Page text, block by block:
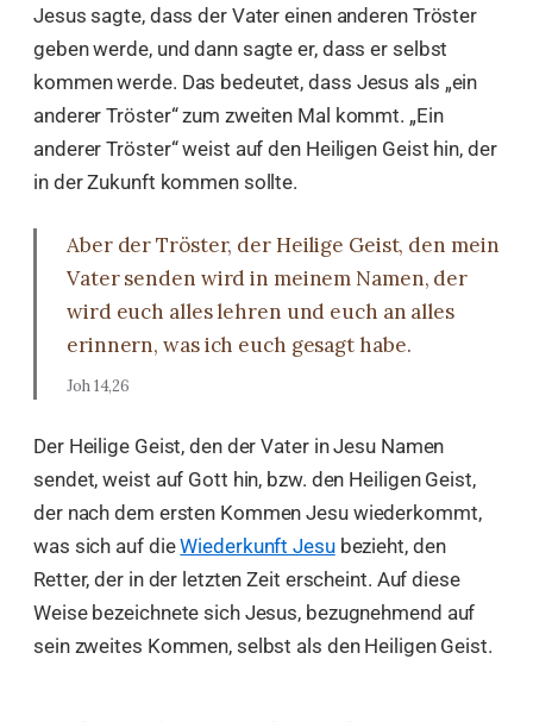
Jesus sagte, dass der Vater einen anderen Tröster
geben werde, und dann sagte er, dass er selbst
kommen werde. Das bedeutet, dass Jesus als „ein
anderer Tröster“ zum zweiten Mal kommt. „Ein
anderer Tröster“ weist auf den Heiligen Geist hin, der
in der Zukunft kommen sollte.
Aber der Tröster, der Heilige Geist, den mein
Vater senden wird in meinem Namen, der
wird euch alles lehren und euch an alles
erinnern, was ich euch gesagt habe.
Joh 14,26
Der Heilige Geist, den der Vater in Jesu Namen
sendet, weist auf Gott hin, bzw. den Heiligen Geist,
der nach dem ersten Kommen Jesu wiederkommt,
was sich auf dieWiederkunft Jesubezieht, den
Retter, der in der letzten Zeit erscheint. Auf diese
Weise bezeichnete sich Jesus, bezugnehmend auf
sein zweites Kommen, selbst als den Heiligen Geist.